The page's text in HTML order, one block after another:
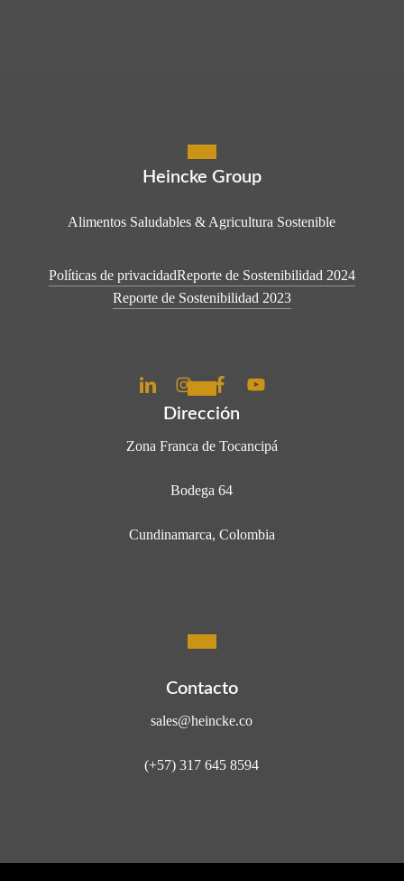
Heincke Group
Alimentos Saludables & Agricultura Sostenible
Políticas de privacidadReporte de Sostenibilidad 2024
Reporte de Sostenibilidad 2023
Dirección
Zona Franca de Tocancipá
Bodega 64
Cundinamarca, Colombia
Contacto
sales@heincke.co
(+57) 317 645 8594